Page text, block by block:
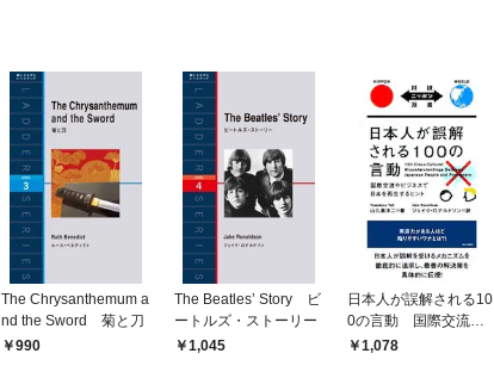
The Chrysanthemum a
nd the Sword 菊と刀
990
The Beatles’ Story ビ
ートルズ・ストーリー
1,045
日本人が誤解される10
0の言動 国際交流や
ビジネスで日本を再生
1,078